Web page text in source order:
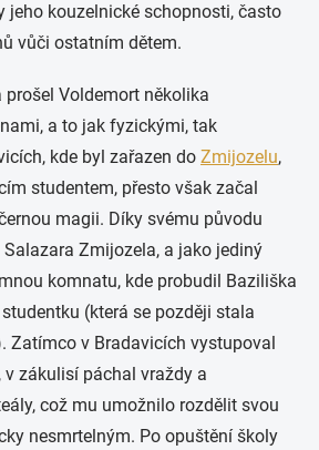
jeho kouzelnické schopnosti, často
vůči ostatním dětem.
prošel Voldemort několika
a to jak fyzickými, tak
kde byl zařazen do Zmijozelu,
studentem, přesto však začal
magii. Díky svému původu
Zmijozela, a jako jediný
komnatu, kde probudil Baziliška
(která se později stala
Zatímco v Bradavicích vystupoval
zákulisí páchal vraždy a
což mu umožnilo rozdělit svou
nesmrtelným. Po opuštění školy